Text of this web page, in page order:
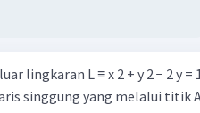
lingkaran L ≡ x 2 + y 2 − 2 y =
garis singgung yang melalui